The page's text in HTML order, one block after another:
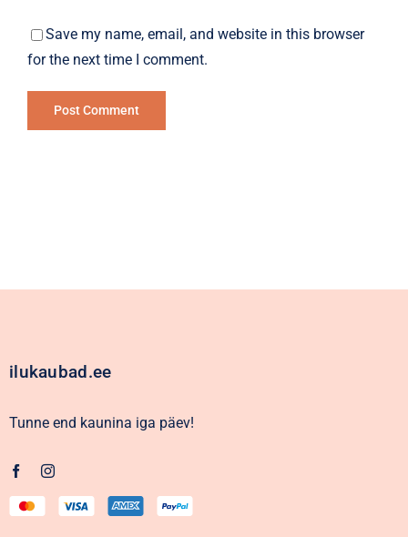
Save my name, email, and website in this browser
for the next time I comment.
ilukaubad.ee
Tunne end kaunina iga päev!